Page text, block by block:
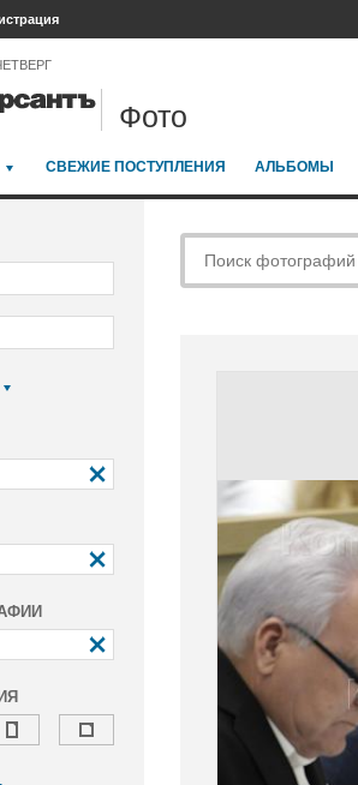
Фото
СВЕЖИЕ ПОСТУПЛЕНИЯ АЛЬБОМЫ